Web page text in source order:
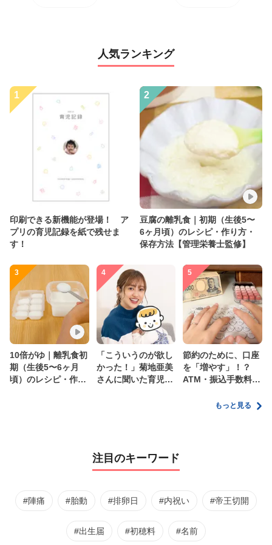
人気ランキング
1
印刷できる新機能が登場！ ア
プリの育児記録を紙で残せま
す！
2
豆腐の離乳食｜初期（生後5〜
6ヶ月頃）のレシピ・作り方・
保存方法【管理栄養士監修】
3
10倍がゆ｜離乳食初
期（生後5〜6ヶ月
頃）のレシピ・作り
4
「こういうのが欲し
かった！」菊地亜美
さんに聞いた育児
5
節約のために、口座
を「増やす」！？
ATM・振込手数料の
家計管理術もっと見る
注目のキーワード
#陣痛 #胎動 #排卵日 #内祝い #帝王切開
#出生届 #初穂料 #名前